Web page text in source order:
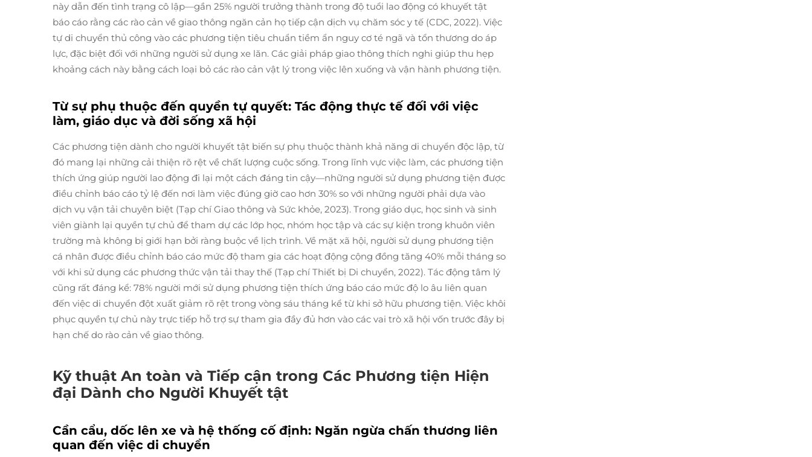
này dẫn đến tình trạng cô lập—gần 25% người trưởng thành trong độ tuổi lao động có khuyết tật
báo cáo rằng các rào cản về giao thông ngăn cản họ tiếp cận dịch vụ chăm sóc y tế (CDC, 2022). Việc
tự di chuyển thủ công vào các phương tiện tiêu chuẩn tiềm ẩn nguy cơ té ngã và tổn thương do áp
lực, đặc biệt đối với những người sử dụng xe lăn. Các giải pháp giao thông thích nghi giúp thu hẹp
khoảng cách này bằng cách loại bỏ các rào cản vật lý trong việc lên xuống và vận hành phương tiện.
Từ sự phụ thuộc đến quyền tự quyết: Tác động thực tế đối với việc
làm, giáo dục và đời sống xã hội
Các phương tiện dành cho người khuyết tật biến sự phụ thuộc thành khả năng di chuyển độc lập, từ
đó mang lại những cải thiện rõ rệt về chất lượng cuộc sống. Trong lĩnh vực việc làm, các phương tiện
thích ứng giúp người lao động đi lại một cách đáng tin cậy—những người sử dụng phương tiện được
điều chỉnh báo cáo tỷ lệ đến nơi làm việc đúng giờ cao hơn 30% so với những người phải dựa vào
dịch vụ vận tải chuyên biệt (Tạp chí Giao thông và Sức khỏe, 2023). Trong giáo dục, học sinh và sinh
viên giành lại quyền tự chủ để tham dự các lớp học, nhóm học tập và các sự kiện trong khuôn viên
trường mà không bị giới hạn bởi ràng buộc về lịch trình. Về mặt xã hội, người sử dụng phương tiện
cá nhân được điều chỉnh báo cáo mức độ tham gia các hoạt động cộng đồng tăng 40% mỗi tháng so
với khi sử dụng các phương thức vận tải thay thế (Tạp chí Thiết bị Di chuyển, 2022). Tác động tâm lý
cũng rất đáng kể: 78% người mới sử dụng phương tiện thích ứng báo cáo mức độ lo âu liên quan
đến việc di chuyển đột xuất giảm rõ rệt trong vòng sáu tháng kể từ khi sở hữu phương tiện. Việc khôi
phục quyền tự chủ này trực tiếp hỗ trợ sự tham gia đầy đủ hơn vào các vai trò xã hội vốn trước đây bị
hạn chế do rào cản về giao thông.
Kỹ thuật An toàn và Tiếp cận trong Các Phương tiện Hiện
đại Dành cho Người Khuyết tật
Cần cẩu, dốc lên xe và hệ thống cố định: Ngăn ngừa chấn thương liên
quan đến việc di chuyển